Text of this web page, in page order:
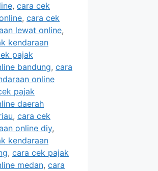
, cara cek
, cara cek
lewat online,
kendaraan
pajak
bandung, cara
online
pajak
daerah
, cara cek
online diy,
kendaraan
, cara cek pajak
medan, cara